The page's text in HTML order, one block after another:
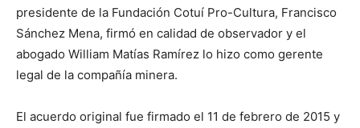
presidente de la Fundación Cotuí Pro-Cultura, Francisco
Sánchez Mena, firmó en calidad de observador y el
abogado William Matías Ramírez lo hizo como gerente
legal de la compañía minera.
El acuerdo original fue firmado el 11 de febrero de 2015 y